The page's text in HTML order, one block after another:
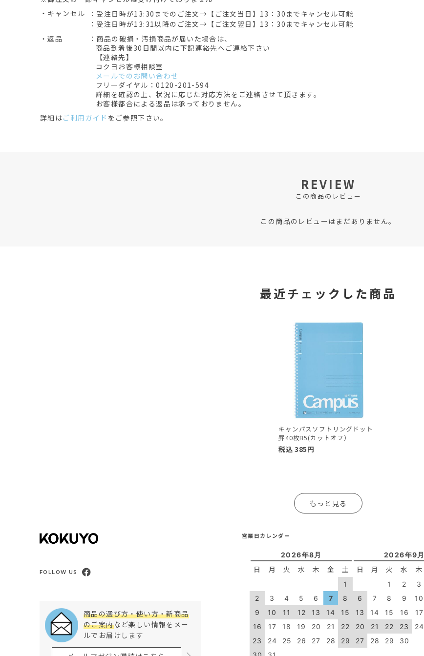
・キャンセル
：受注日時が13:30までのご注文→【ご注文当日】13：30までキャンセル可能
：受注日時が13:31以降のご注文→【ご注文翌日】13：30までキャンセル可能
・返品
：商品の破損・汚損商品が届いた場合は、
商品到着後30日間以内に下記連絡先へご連絡下さい
【連絡先】
コクヨお客様相談室
メールでのお問い合わせ
フリーダイヤル：0120-201-594
詳細を確認の上、状況に応じた対応方法をご連絡させて頂きます。
お客様都合による返品は承っておりません。
詳細はご利用ガイド をご参照下さい。
REVIEW
この商品のレビュー
この商品のレビューはまだありません。
最近チェックした商品
キャンパスソフトリングドット
罫40枚B5(カットオフ）
税込 385円
もっと見る
FOLLOW US
商品の選び方・使い方・新商品
のご案内など楽しい情報をメー
ルでお届けします
営業日カレンダー
2026年8月
日 月 火 水 木 金 土
1
2
3 4 5 6 7
8
9
10 11 12 13 14
15
16
17 18 19 20 21
22
23
24 25 26 27 28
29
2026年9月
日 月 火 水 木
1 2 3
6
7 8 9 10
13
14 15 16 17
20
21 22 23 24
27
28 29 30